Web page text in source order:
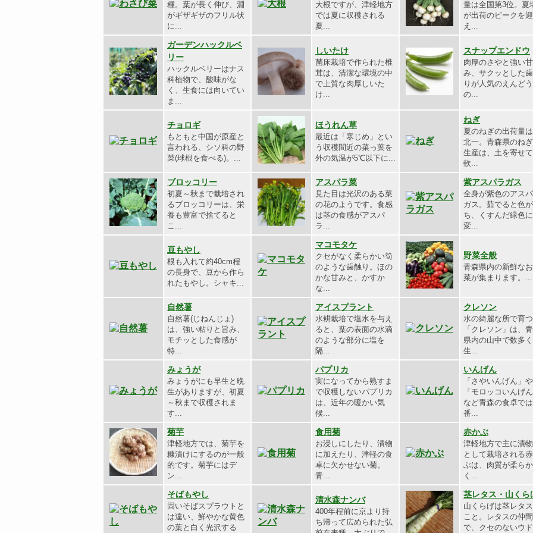
種。葉が長く伸び、淵
がギザギザのフリル状
に...
大根ですが、津軽地方
では夏に収穫される
夏...
量は全国第3位。夏
が出荷のピークを迎
え...
ガーデンハックルベ
リー
ハックルベリーはナス
科植物で、酸味がな
く、生食には向いてい
ま...
しいたけ
菌床栽培で作られた椎
茸は、清潔な環境の中
で上質な肉厚しいた
け...
スナップエンドウ
肉厚のさやと強い甘
み、サクッとした
りが人気のえんど
の...
チョロギ
もともと中国が原産と
言われる、シソ科の野
菜(球根を食べる)。...
ほうれん草
最近は「寒じめ」とい
う収穫間近の菜っ葉を
外の気温が5℃以下に...
ねぎ
夏のねぎの出荷量
北一。青森県のね
生産は、土を寄せて
軟...
ブロッコリー
初夏～秋まで栽培され
るブロッコリーは、栄
養も豊富で捨てると
こ...
アスパラ菜
見た目は光沢のある菜
の花のようです。食感
は茎の食感がアスパ
ラ...
紫アスパラガス
全身が紫色のアス
ガス。茹でると色
ち、くすんだ緑色に
変...
豆もやし
根も入れて約40cm程
の長身で、豆から作ら
れたもやし。シャキ...
マコモタケ
クセがなく柔らかい筍
のような歯触り。ほの
かな甘みと、かすか
な...
野菜全般
青森県内の新鮮な
菜が集まります。...
自然薯
自然薯(じねんじょ)
は、強い粘りと旨み、
モチッとした食感が
特...
アイスプラント
水耕栽培で塩水を与え
ると、葉の表面の水滴
のような部分に塩を
隔...
クレソン
水の綺麗な所で育つ
「クレソン」は、
県内の山中で数多
生...
みょうが
みょうがにも早生と晩
生がありますが、初夏
～秋まで収穫されま
す...
パプリカ
実になってから熟すま
で収穫しないパプリカ
は、近年の暖かい気
候...
いんげん
「さやいんげん」や
「モロッコいんげん
など青森の食卓で
番...
菊芋
津軽地方では、菊芋を
糠漬けにするのが一般
的です。菊芋にはデ
ン...
食用菊
お浸しにしたり、漬物
に加えたり、津軽の食
卓に欠かせない菊。
青...
赤かぶ
津軽地方で主に漬
として栽培される
ぶは、肉質が柔らか
く...
そばもやし
固いそばスプラウトと
は違い、鮮やかな黄色
の葉と白く光沢する
清水森ナンバ
400年程前に京より持
ち帰って広められた弘
茎レタス・山くら
山くらげは茎レタ
こと。レタスの仲間
で、クセのないウ